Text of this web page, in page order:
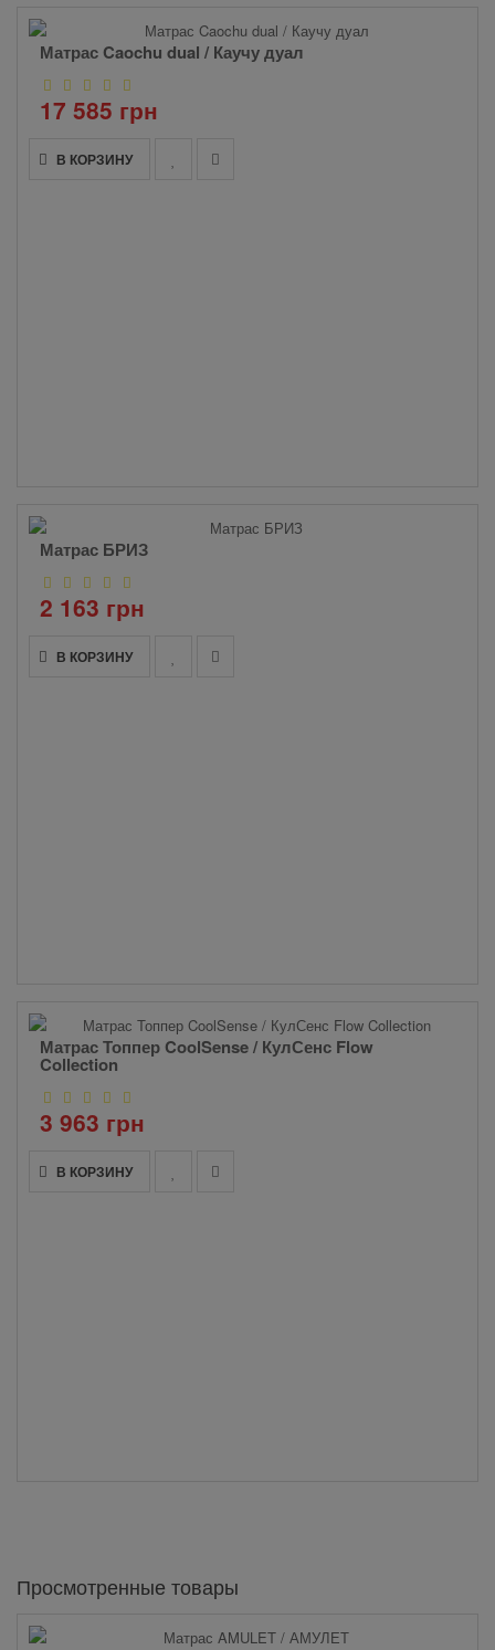
Матрас Caochu dual / Каучу дуал
17 585 грн
В КОРЗИНУ
Матрас БРИЗ
2 163 грн
В КОРЗИНУ
Матрас Топпер CoolSense / КулСенс Flow
Collection
3 963 грн
В КОРЗИНУ
Просмотренные товары